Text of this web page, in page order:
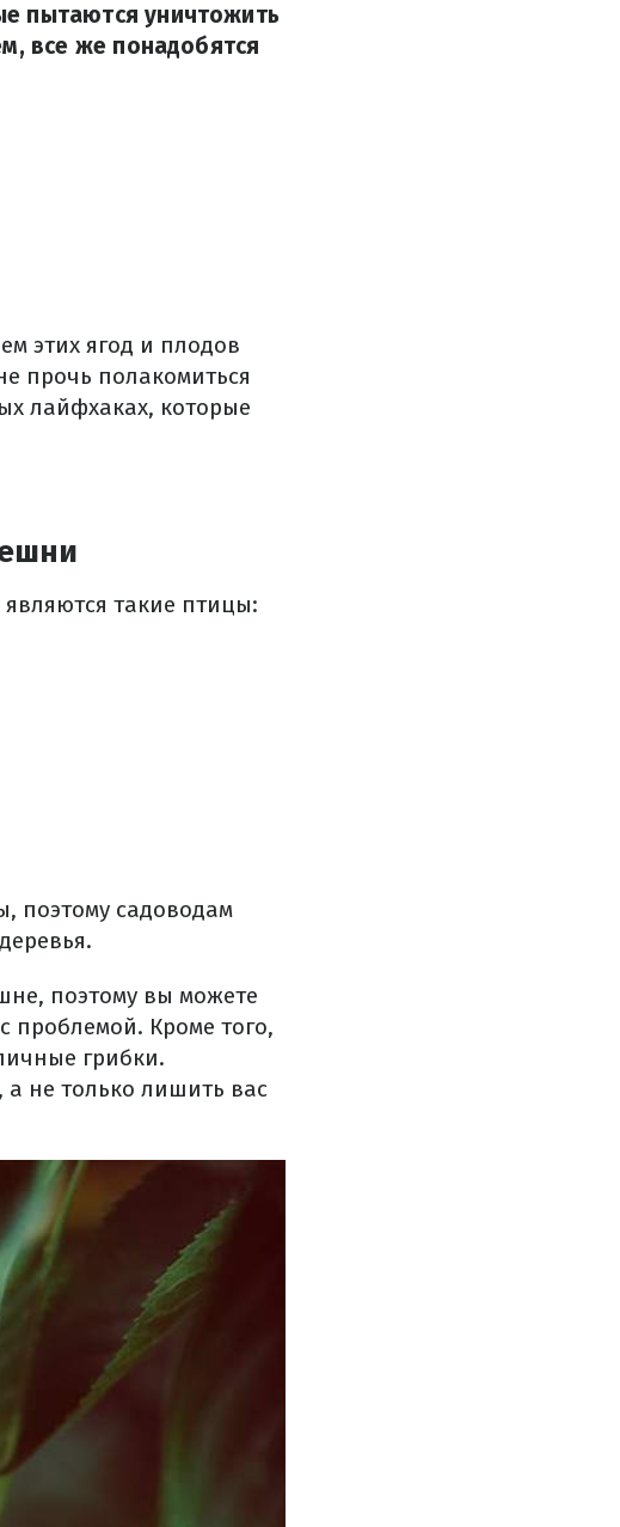
пытаются уничтожить
все же понадобятся
этих ягод и плодов
прочь полакомиться
лайфхаках, которые
такие птицы:
поэтому садоводам
поэтому вы можете
проблемой. Кроме того,
грибки.
не только лишить вас